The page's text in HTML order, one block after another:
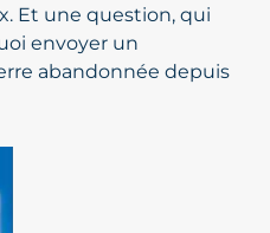
Et une question, qui
envoyer un
abandonnée depuis